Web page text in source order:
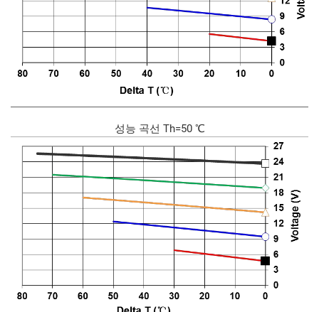
성능 곡선 Th=50 ℃